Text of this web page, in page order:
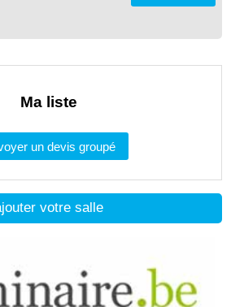
votre salle
Ma liste
un devis groupé